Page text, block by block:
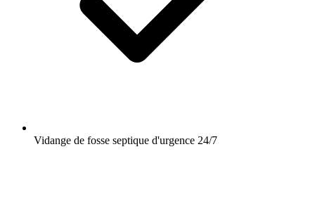
Vidange de fosse septique d'urgence 24/7